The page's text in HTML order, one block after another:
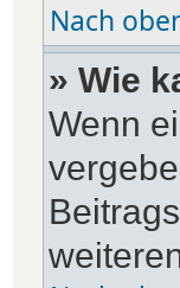
Nach
» Wie
Wenn